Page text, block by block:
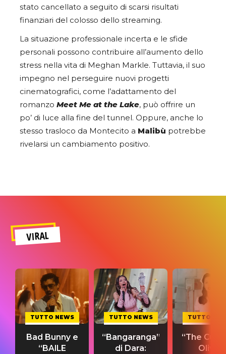
stato cancellato a seguito di scarsi risultati
finanziari del colosso dello streaming.
La situazione professionale incerta e le sfide
personali possono contribuire all’aumento dello
stress nella vita di Meghan Markle. Tuttavia, il suo
impegno nel perseguire nuovi progetti
cinematografici, come l’adattamento del
romanzo Meet Me at the Lake, può offrire un
po’ di luce alla fine del tunnel. Oppure, anche lo
stesso trasloco da Montecito a Malibù potrebbe
rivelarsi un cambiamento positivo.
VIRAL
TUTTO NEWS
Bad Bunny e
“BAILE
TUTTO NEWS
“Bangaranga”
di Dara:
TUTTO
“The
Olivia